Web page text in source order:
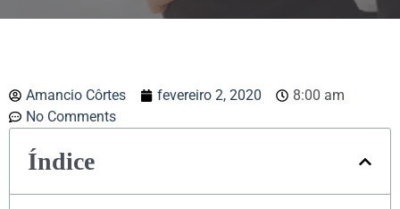
Amancio Côrtes fevereiro 2, 2020
8:00 am
No Comments
Índice